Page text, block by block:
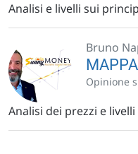
Analisi e livelli sui
Bruno
Opinione
Analisi dei prezzi e